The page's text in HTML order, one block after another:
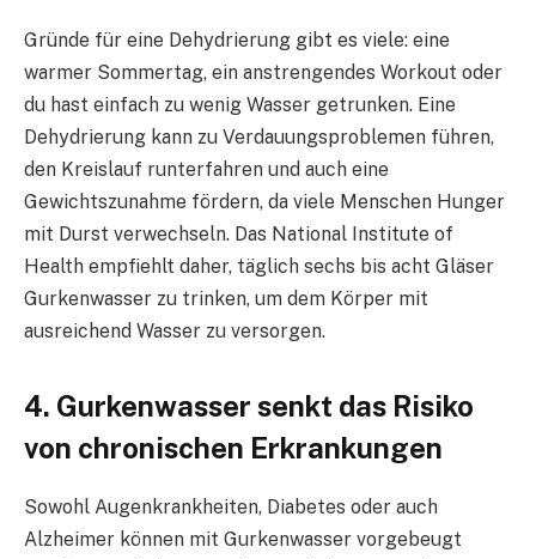
Gründe für eine Dehydrierung gibt es viele: eine
warmer Sommertag, ein anstrengendes Workout oder
du hast einfach zu wenig Wasser getrunken. Eine
Dehydrierung kann zu Verdauungsproblemen führen,
den Kreislauf runterfahren und auch eine
Gewichtszunahme fördern, da viele Menschen Hunger
mit Durst verwechseln. Das National Institute of
Health empfiehlt daher, täglich sechs bis acht Gläser
Gurkenwasser zu trinken, um dem Körper mit
ausreichend Wasser zu versorgen.
4. Gurkenwasser senkt das Risiko
von chronischen Erkrankungen
Sowohl Augenkrankheiten, Diabetes oder auch
Alzheimer können mit Gurkenwasser vorgebeugt